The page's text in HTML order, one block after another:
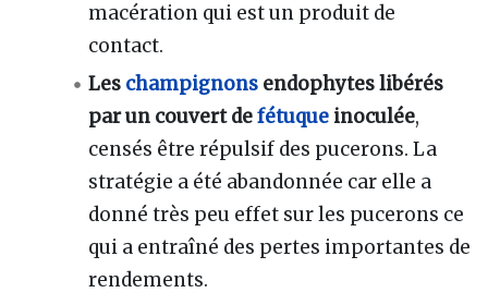
macération qui est un produit de
contact.
Les champignons endophytes libérés
par un couvert defétuque inoculée,
censés être répulsif des pucerons. La
stratégie a été abandonnée car elle a
donné très peu effet sur les pucerons ce
qui a entraîné des pertes importantes de
rendements.